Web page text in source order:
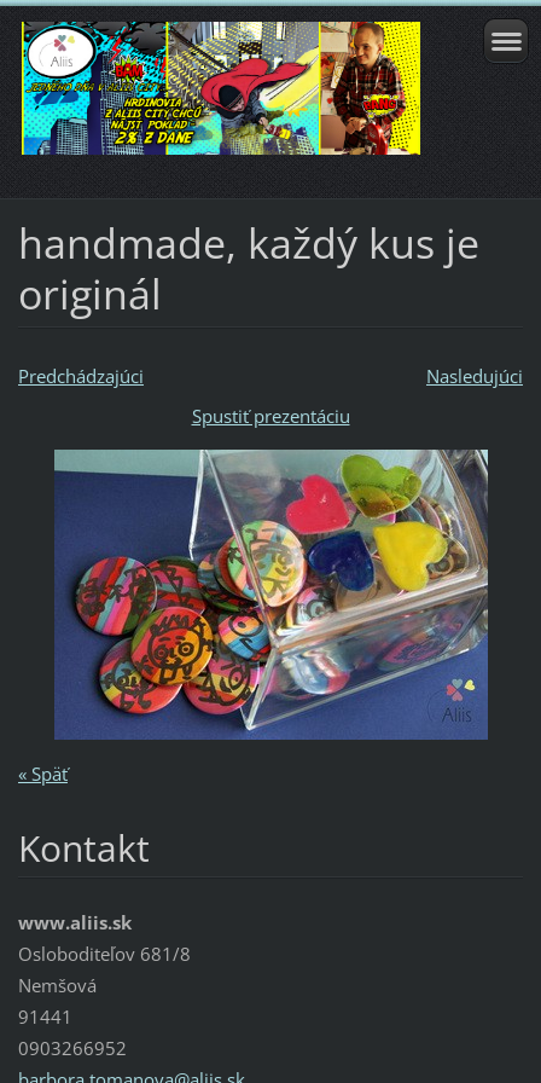
handmade, každý kus je
originál
Predchádzajúci
Nasledujúci
Spustiť prezentáciu
« Späť
Kontakt
www.aliis.sk
Osloboditeľov 681/8
Nemšová
91441
0903266952